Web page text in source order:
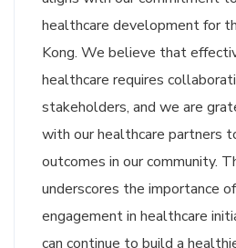
healthcare development for
Kong. We believe that
healthcare requires
stakeholders, and we are
with our healthcare partners
outcomes in our community.
underscores the importance
engagement in healthcare
can continue to build a